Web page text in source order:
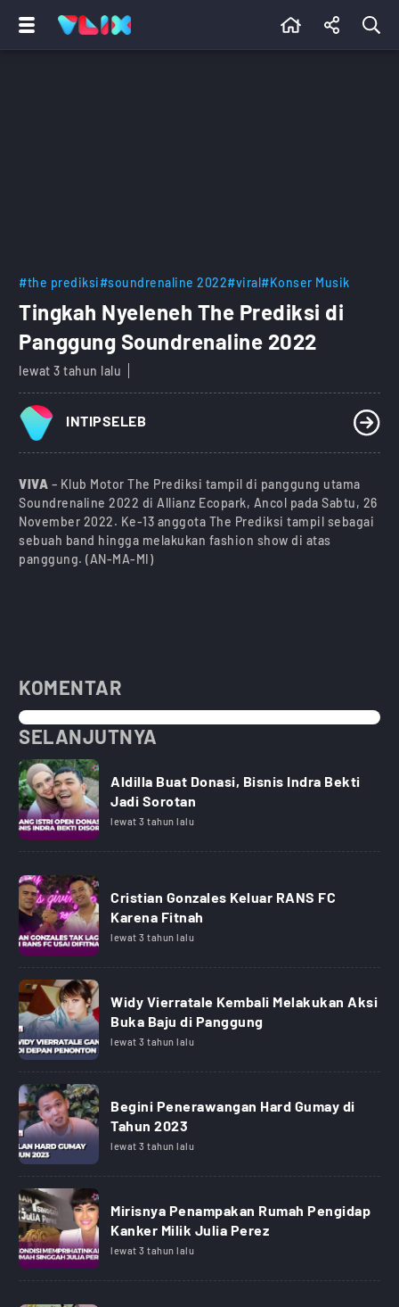
#the prediksi#soundrenaline 2022#viral#Konser Musik
Tingkah Nyeleneh The Prediksi di
Panggung Soundrenaline 2022
lewat 3 tahun lalu
INTIPSELEB
VIVA – Klub Motor The Prediksi tampil di panggung utama
Soundrenaline 2022 di Allianz Ecopark, Ancol pada Sabtu, 26
November 2022. Ke-13 anggota The Prediksi tampil sebagai
sebuah band hingga melakukan fashion show di atas
panggung. (AN-MA-MI)
KOMENTAR
SELANJUTNYA
Aldilla Buat Donasi, Bisnis Indra Bekti
Jadi Sorotan
lewat 3 tahun lalu
Cristian Gonzales Keluar RANS FC
Karena Fitnah
lewat 3 tahun lalu
Widy Vierratale Kembali Melakukan Aksi
Buka Baju di Panggung
lewat 3 tahun lalu
Begini Penerawangan Hard Gumay di
Tahun 2023
lewat 3 tahun lalu
Mirisnya Penampakan Rumah Pengidap
Kanker Milik Julia Perez
lewat 3 tahun lalu